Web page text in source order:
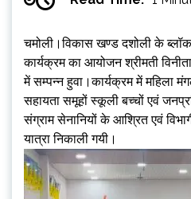
चमोली।विकास खण्ड दशोली के ब्लॉक
कार्यक्रम का आयोजन श्रीमती
में सम्पन्न हुवा।कार्यक्रम में महिला
सहायता समूहों स्कूली बच्चों एवं
संग्राम सेनानियों के आश्रित एवं
यात्रा निकाली गयी।